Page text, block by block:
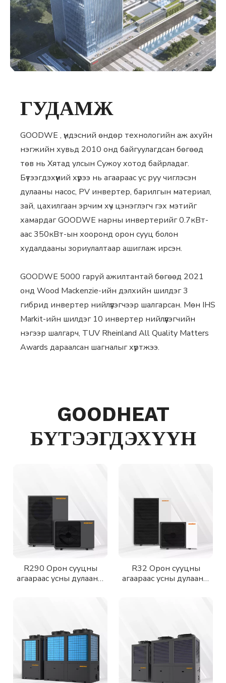
ГУДАМЖ
GOODWE , үндэсний өндөр технологийн аж ахуйн
нэгжийн хувьд 2010 онд байгуулагдсан бөгөөд
төв нь Хятад улсын Сужоу хотод байрладаг.
Бүтээгдэхүүний хүрээ нь агаараас ус руу чиглэсэн
дулааны насос, PV инвертер, барилгын материал,
зай, цахилгаан эрчим хүч цэнэглэгч гэх мэтийг
хамардаг GOODWE нарны инвертерийг 0.7кВт-
аас 350кВт-ын хооронд орон сууц болон
худалдааны зориулалтаар ашиглаж ирсэн.
GOODWE 5000 гаруй ажилтантай бөгөөд 2021
онд Wood Mackenzie-ийн дэлхийн шилдэг 3
гибрид инвертер нийлүүлэгчээр шалгарсан. Мөн IHS
Markit-ийн шилдэг 10 инвертер нийлүүлэгчийн
нэгээр шалгарч, TUV Rheinland All Quality Matters
Awards дараалсан шагналыг хүртжээ.
GOODHEAT
БҮТЭЭГДЭХҮҮН
R290 Орон сууцны
агаараас усны дулааны
R32 Орон сууцны
агаараас усны дулааны